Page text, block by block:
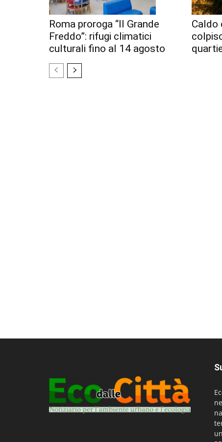
Roma proroga “Il Grande
Freddo”: rifugi climatici
culturali fino al 14 agosto
Caldo